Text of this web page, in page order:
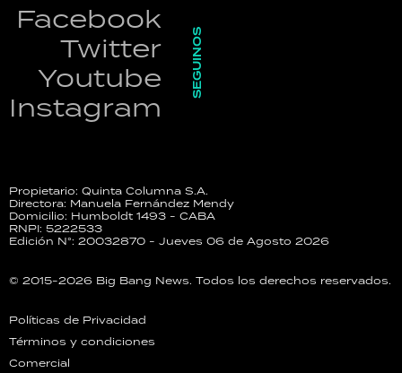
Facebook
Twitter
Youtube
Instagram
SEGUINOS
Propietario: Quinta Columna S.A.
Directora: Manuela Fernández Mendy
Domicilio: Humboldt 1493 - CABA
RNPI: 5222533
Edición N°: 20032870 - Jueves 06 de Agosto 2026
© 2015-2026 Big Bang News. Todos los derechos reservados.
Políticas de Privacidad
Términos y condiciones
Comercial